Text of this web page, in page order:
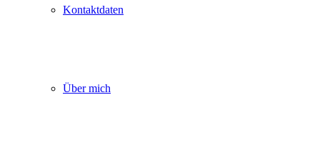
Kontaktdaten
Über mich